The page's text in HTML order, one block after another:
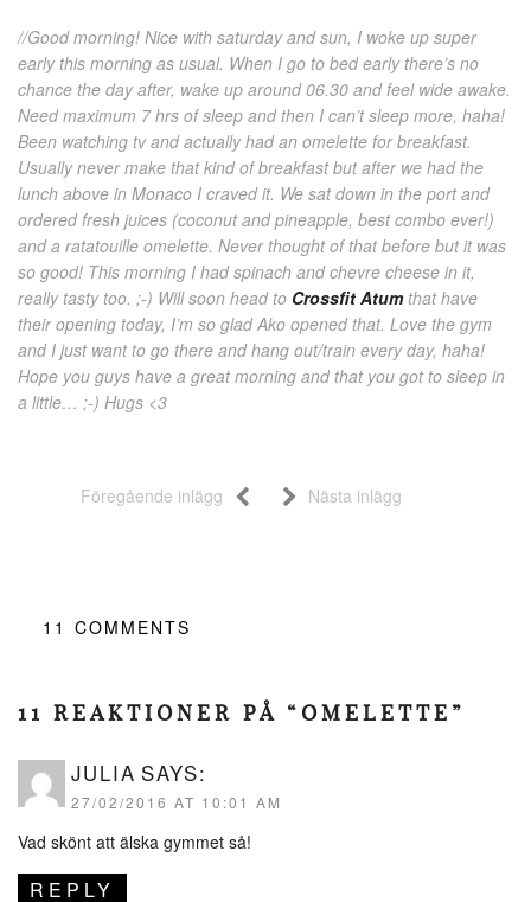
//Good morning! Nice with saturday and sun, I woke up super
early this morning as usual. When I go to bed early there’s no
chance the day after, wake up around 06.30 and feel wide awake.
Need maximum 7 hrs of sleep and then I can’t sleep more, haha!
Been watching tv and actually had an omelette for breakfast.
Usually never make that kind of breakfast but after we had the
lunch above in Monaco I craved it. We sat down in the port and
ordered fresh juices (coconut and pineapple, best combo ever!)
and a ratatouille omelette. Never thought of that before but it was
so good! This morning I had spinach and chevre cheese in it,
really tasty too. ;-) Will soon head to Crossfit Atumthat have
their opening today, I’m so glad Ako opened that. Love the gym
and I just want to go there and hang out/train every day, haha!
Hope you guys have a great morning and that you got to sleep in
a little… ;-) Hugs <3
Föregående inlägg Nästa inlägg
11 COMMENTS
11 REAKTIONER PÅ “OMELETTE”
JULIA SAYS:
27/02/2016 AT 10:01 AM
Vad skönt att älska gymmet så!
REPLY